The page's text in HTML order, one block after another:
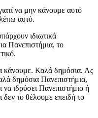
να μην κάνουμε αυτό
αυτό.
ιδιωτικά
Πανεπιστήμια, το
κάνουμε. Καλά δημόσια. Ας
δημόσια Πανεπιστήμια,
ιδρύσει Πανεπιστήμιο ή
το θέλουμε επειδή το